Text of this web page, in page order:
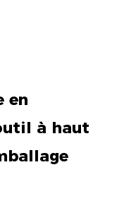
en
à haut